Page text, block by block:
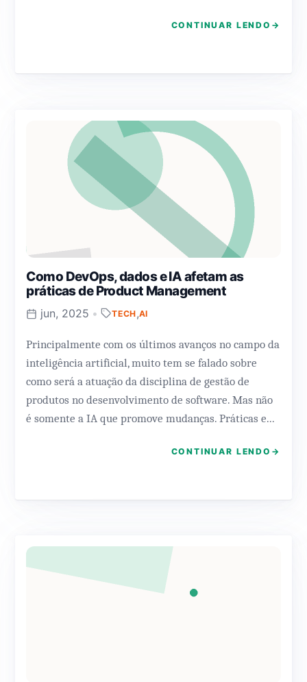
CONTINUAR LENDO →
Como DevOps, dados e IA afetam as
práticas de Product Management
jun, 2025 • TECH,AI
Principalmente com os últimos avanços no campo da
inteligência artificial, muito tem se falado sobre
como será a atuação da disciplina de gestão de
produtos no desenvolvimento de software. Mas não
é somente a IA que promove mudanças. Práticas e...
CONTINUAR LENDO →